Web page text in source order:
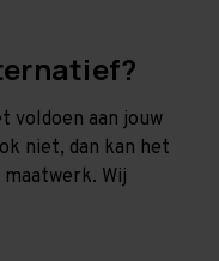
voldoen aan jouw
niet, dan kan het
Wij